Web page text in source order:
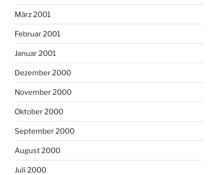
März 2001
Februar 2001
Januar 2001
Dezember 2000
November 2000
Oktober 2000
September 2000
August 2000
Juli 2000